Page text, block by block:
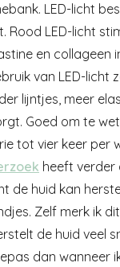
LED-licht
Rood LED-licht
en collageen
van LED-licht
lijntjes, meer
Goed om te
tot vier keer per
heeft
de huid kan
Zelf merk ik
de huid veel
dan wanneer